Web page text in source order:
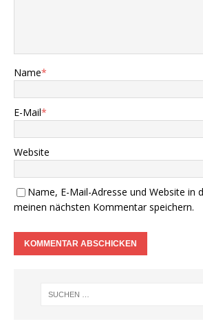
Name*
E-Mail*
Website
Name, E-Mail-Adresse und Website in
meinen nächsten Kommentar speichern.